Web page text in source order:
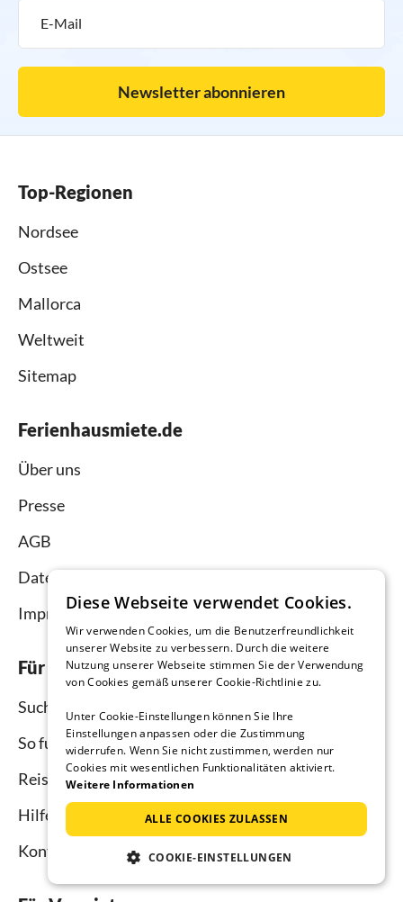
Newsletter abonnieren
Top-Regionen
Nordsee
Ostsee
Mallorca
Weltweit
Sitemap
Ferienhausmiete.de
Über uns
Presse
AGB
Datenschutz
Impressum
Für Urlauber
Suche
So funktioniert`s
Reisemagazin
Hilfe Urlauber
Kontakt
Diese Webseite verwendet Cookies.
Wir verwenden Cookies, um die Benutzerfreundlichkeit
unserer Website zu verbessern. Durch die weitere
Nutzung unserer Webseite stimmen Sie der Verwendung
von Cookies gemäß unserer Cookie-Richtlinie zu.
Unter Cookie-Einstellungen können Sie Ihre
Einstellungen anpassen oder die Zustimmung
widerrufen. Wenn Sie nicht zustimmen, werden nur
Cookies mit wesentlichen Funktionalitäten aktiviert.
Weitere Informationen
ALLE COOKIES ZULASSEN
COOKIE-EINSTELLUNGEN